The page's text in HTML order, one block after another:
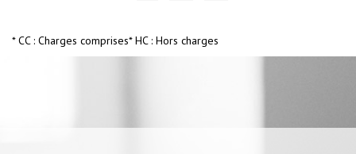
* CC : Charges comprises* HC : Hors charges